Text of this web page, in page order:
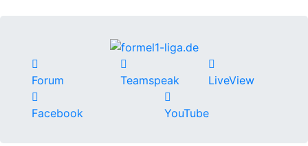
Forum Teamspeak LiveView
Facebook YouTube